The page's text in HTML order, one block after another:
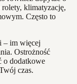
rolety, klimatyzację,
Często to
– im więcej
Ostrożność
o dodatkowe
czas.